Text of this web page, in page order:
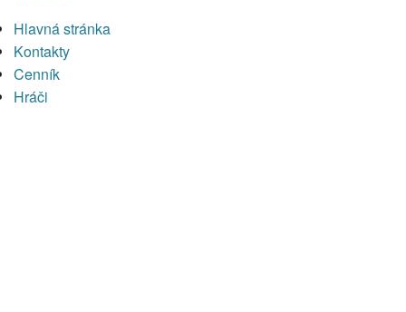
Hlavná stránka
Kontakty
Cenník
Hráči